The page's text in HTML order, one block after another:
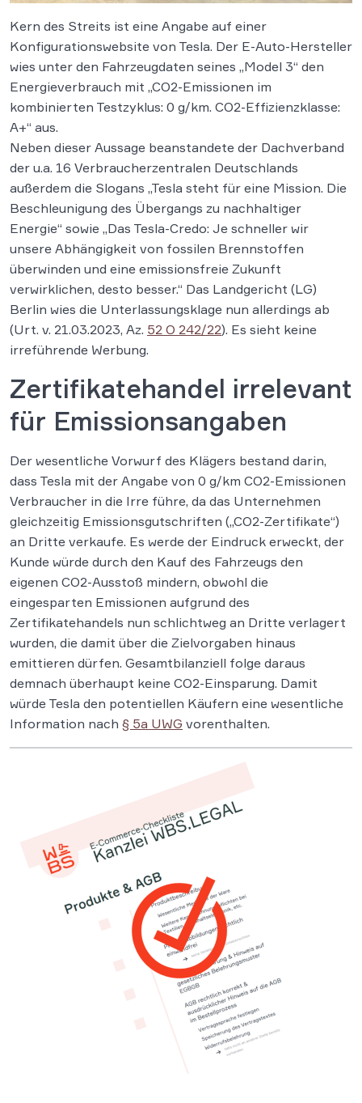
Kern des Streits ist eine Angabe auf einer
Konfigurationswebsite von Tesla. Der E-Auto-Hersteller
wies unter den Fahrzeugdaten seines „Model 3“ den
Energieverbrauch mit „CO2-Emissionen im
kombinierten Testzyklus: 0 g/km. CO2-Effizienzklasse:
A+“ aus.
Neben dieser Aussage beanstandete der Dachverband
der u.a. 16 Verbraucherzentralen Deutschlands
außerdem die Slogans „Tesla steht für eine Mission. Die
Beschleunigung des Übergangs zu nachhaltiger
Energie“ sowie „Das Tesla-Credo: Je schneller wir
unsere Abhängigkeit von fossilen Brennstoffen
überwinden und eine emissionsfreie Zukunft
verwirklichen, desto besser.“ Das Landgericht (LG)
Berlin wies die Unterlassungsklage nun allerdings ab
(Urt. v. 21.03.2023, Az. 52 O 242/22). Es sieht keine
irreführende Werbung.
Zertifikatehandel irrelevant
für Emissionsangaben
Der wesentliche Vorwurf des Klägers bestand darin,
dass Tesla mit der Angabe von 0 g/km CO2-Emissionen
Verbraucher in die Irre führe, da das Unternehmen
gleichzeitig Emissionsgutschriften („CO2-Zertifikate“)
an Dritte verkaufe. Es werde der Eindruck erweckt, der
Kunde würde durch den Kauf des Fahrzeugs den
eigenen CO2-Ausstoß mindern, obwohl die
eingesparten Emissionen aufgrund des
Zertifikatehandels nun schlichtweg an Dritte verlagert
wurden, die damit über die Zielvorgaben hinaus
emittieren dürfen. Gesamtbilanziell folge daraus
demnach überhaupt keine CO2-Einsparung. Damit
würde Tesla den potentiellen Käufern eine wesentliche
Information nach § 5a UWG vorenthalten.